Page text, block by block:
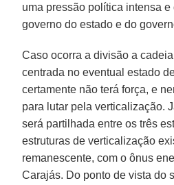
uma pressão política intensa
governo do estado e do
Caso ocorra a divisão a
centrada no eventual estado
certamente não terá força, e
para lutar pela verticalização.
será partilhada entre os três
estruturas de verticalização
remanescente, com o ônus
Carajás. Do ponto de vista do